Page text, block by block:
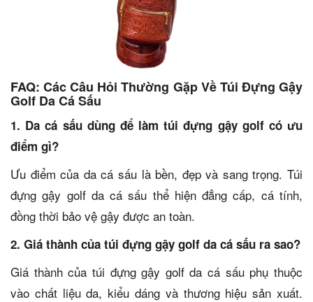
FAQ: Các Câu Hỏi Thường Gặp Về Túi Đựng Gậy
Golf Da Cá Sấu
1. Da cá sấu dùng để làm túi đựng gậy golf có ưu
điểm gì?
Ưu điểm của da cá sấu là bền, đẹp và sang trọng. Túi
đựng gậy golf da cá sấu thể hiện đẳng cấp, cá tính,
đồng thời bảo vệ gậy được an toàn.
2. Giá thành của túi đựng gậy golf da cá sấu ra sao?
Giá thành của túi đựng gậy golf da cá sấu phụ thuộc
vào chất liệu da, kiểu dáng và thương hiệu sản xuất.